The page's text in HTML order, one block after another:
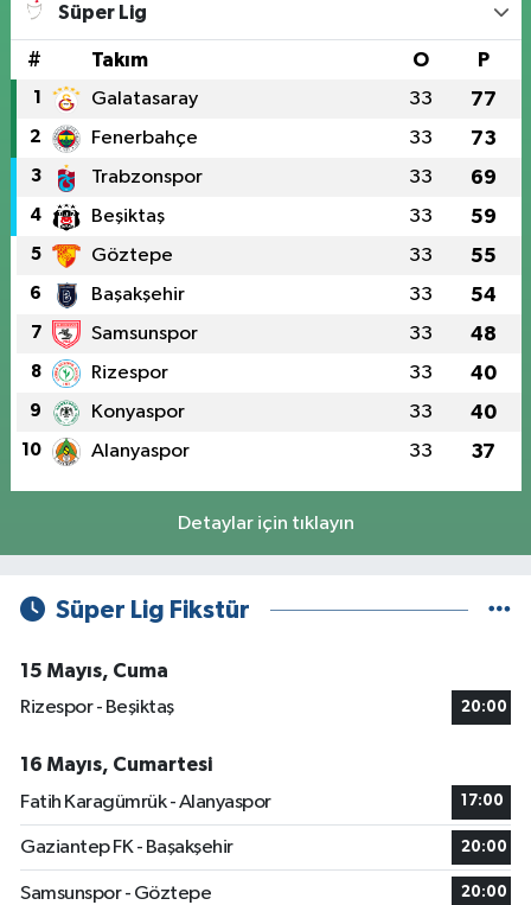
Süper Lig
# Takım O P
1 Galatasaray 33 77
2 Fenerbahçe 33 73
3 Trabzonspor 33 69
4 Beşiktaş 33 59
5 Göztepe 33 55
6 Başakşehir 33 54
7 Samsunspor 33 48
8 Rizespor 33 40
9 Konyaspor 33 40
10 Alanyaspor 33 37
Detaylar için tıklayın
Süper Lig Fikstür
15 Mayıs, Cuma
Rizespor - Beşiktaş
20:00
16 Mayıs, Cumartesi
Fatih Karagümrük - Alanyaspor
17:00
Gaziantep FK - Başakşehir 20:00
Samsunspor - Göztepe 20:00